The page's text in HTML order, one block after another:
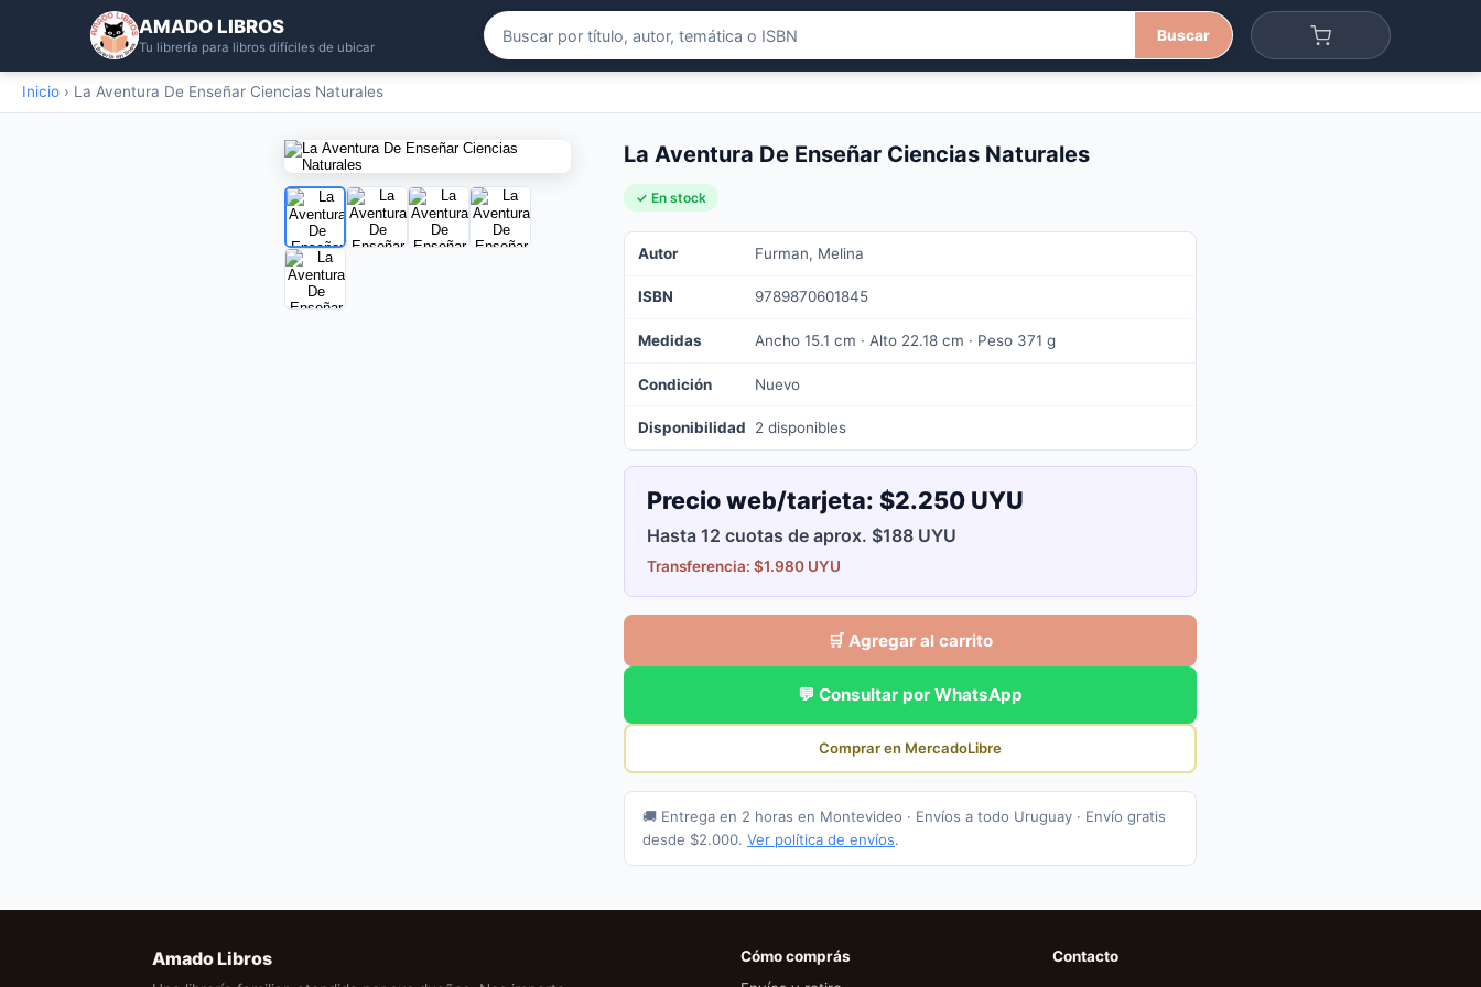
AMADO LIBROS
Tu librería para libros difíciles de ubicar
Buscar
Inicio › La Aventura De Enseñar Ciencias Naturales
La Aventura De Enseñar Ciencias Naturales
✓ En stock
Autor Furman, Melina
ISBN 9789870601845
Medidas Ancho 15.1 cm · Alto 22.18 cm · Peso 371 g
Condición Nuevo
Disponibilidad 2 disponibles
Precio web/tarjeta: $2.250 UYU
Hasta 12 cuotas de aprox. $188 UYU
Transferencia: $1.980 UYU
🛒 Agregar al carrito
💬 Consultar por WhatsApp
Comprar en MercadoLibre
🚚 Entrega en 2 horas en Montevideo · Envíos a todo Uruguay · Envío gratis
desde $2.000. Ver política de envíos.
Amado Libros
Cómo comprás
Contacto